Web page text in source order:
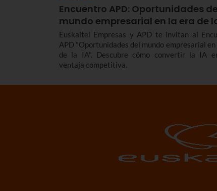
Encuentro APD: Oportunidades
mundo empresarial en la era de
Euskaltel Empresas y APD te invitan al
APD "Oportunidades del mundo empresarial en
de la IA". Descubre cómo convertir la IA
ventaja competitiva.